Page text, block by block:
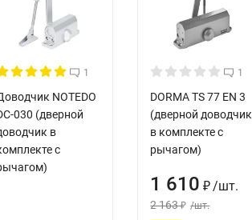
белый (8010057), черный (8010058)
1
NOTEDO
030 (дверной
в
с
1
DORMA TS 77 EN 3
(дверной доводчик
в комплекте с
рычагом)
1 610 ₽ /шт.
2 163 ₽ /шт.